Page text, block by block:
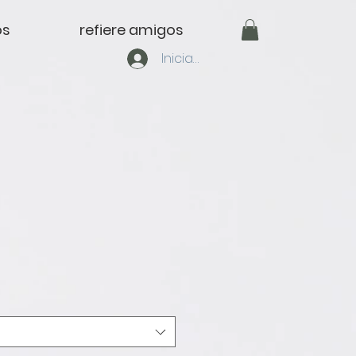
refiere amigos
Iniciar sesión